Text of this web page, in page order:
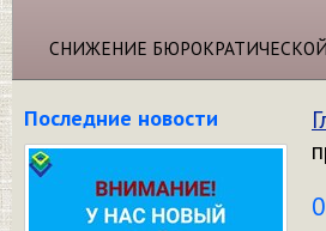
СНИЖЕНИЕ
Последние новости